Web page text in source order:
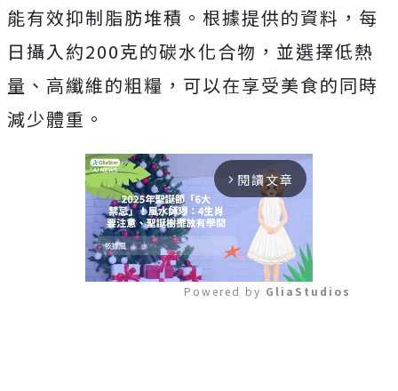
能有效抑制脂肪堆積。根據提供的資料，每
日攝入約200克的碳水化合物，並選擇低熱
量、高纖維的粗糧，可以在享受美食的同時
減少體重。
arrow_forward_ios 閱讀文章
Powered by GliaStudios